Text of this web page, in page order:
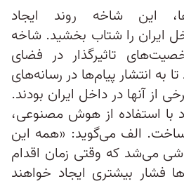
این شاخه روند ایجاد
ایران را شتاب بخشید. شاخه
تاثیرگذار در فضای
تا به انتشار پیام‌ها در رسانه‌های
از آنها در داخل ایران بودند.
با استفاده از هوش مصنوعی،
الف می‌گوید: «همه این
می‌شد که وقتی زمان اقدام
فشار بیشتری ایجاد خواهند